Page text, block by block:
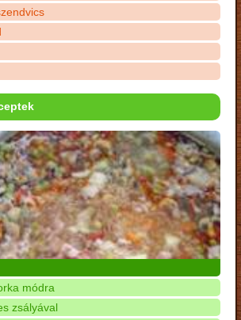
módra
zsályával